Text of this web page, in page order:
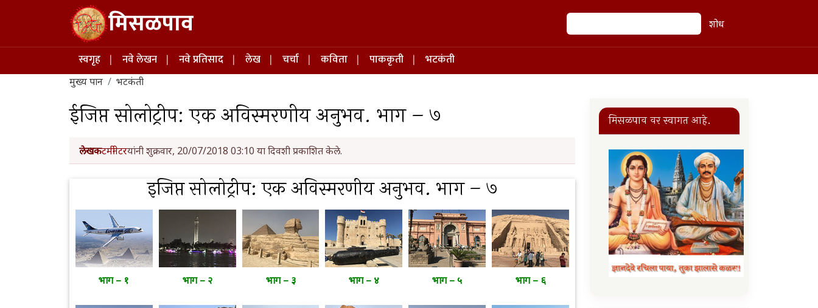
Skip to main content मिसळपाव शोध शोध
Main navigation
स्वगृह नवे लेखन नवे प्रतिसाद लेख चर्चा कविता पाककृती भटकंती
मुख्य पान भटकंती
ईजिप्त सोलोट्रीप: एक अविस्मरणीय अनुभव. भाग – ७
लेखकटर्मीनेटरयांनी शुक्रवार, 20/07/2018 03:10 या दिवशी प्रकाशित केले.
इजिप्त सोलोट्रीप: एक अविस्मरणीय अनुभव. भाग – ७
भाग – १ भाग – २ भाग – ३ भाग – ४ भाग – ५ भाग – ६
मिसळपाव वर स्वागत आहे.